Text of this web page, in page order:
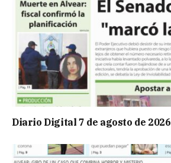
Diario Digital 7 de agosto de 2026